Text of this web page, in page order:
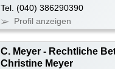
Tel. (040) 386290390
Profil anzeigen
C. Meyer - Rechtliche
Christine Meyer